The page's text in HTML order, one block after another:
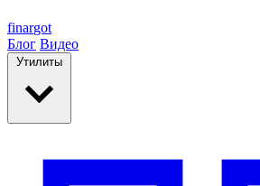
finargot
Блог Видео
Утилиты